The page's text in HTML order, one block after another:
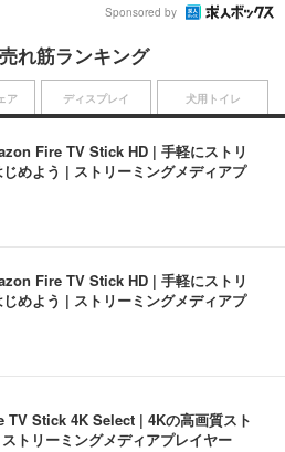
Sponsored by
れ筋ランキング
Fire TV Stick HD | 手軽にストリ
めよう | ストリーミングメディアプ
Fire TV Stick HD | 手軽にストリ
めよう | ストリーミングメディアプ
TV Stick 4K Select | 4Kの高画質スト
トリーミングメディアプレイヤー
ア ディスプレイ 犬用トイレ